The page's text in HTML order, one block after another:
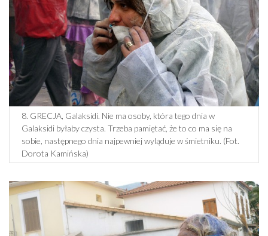
8. GRECJA, Galaksidi. Nie ma osoby, która tego dnia w
Galaksidi byłaby czysta. Trzeba pamiętać, że to co ma się na
sobie, następnego dnia najpewniej wyląduje w śmietniku. (Fot.
Dorota Kamińska)